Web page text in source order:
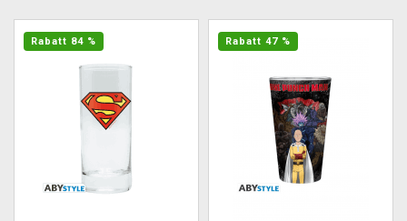
Rabatt 84 % Rabatt 47 %